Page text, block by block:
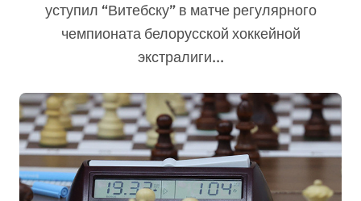
уступил “Витебску” в матче регулярного
чемпионата белорусской хоккейной
экстралиги...